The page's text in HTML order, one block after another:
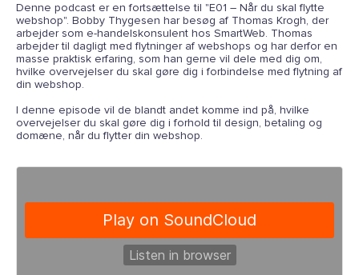
Denne podcast er en fortsættelse til "E01 – Når du skal flytte
webshop". Bobby Thygesen har besøg af Thomas Krogh, der
arbejder som e-handelskonsulent hos SmartWeb. Thomas
arbejder til dagligt med flytninger af webshops og har derfor en
masse praktisk erfaring, som han gerne vil dele med dig om,
hvilke overvejelser du skal gøre dig i forbindelse med flytning af
din webshop.
I denne episode vil de blandt andet komme ind på, hvilke
overvejelser du skal gøre dig i forhold til design, betaling og
domæne, når du flytter din webshop.